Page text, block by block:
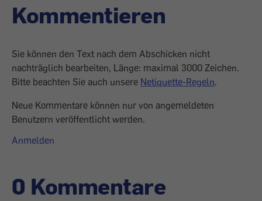
Kommentieren
Sie können den Text nach dem Abschicken nicht
nachträglich bearbeiten, Länge: maximal 3000 Zeichen.
Bitte beachten Sie auch unsere Netiquette-Regeln.
Neue Kommentare können nur von angemeldeten
Benutzern veröffentlicht werden.
Anmelden
0 Kommentare